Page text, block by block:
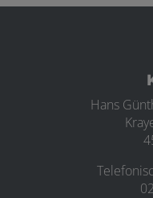
Hans